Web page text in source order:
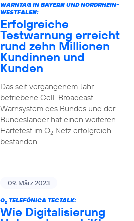
WARNTAG IN BAYERN UND NORDRHEIN-
WESTFALEN:
Erfolgreiche
Testwarnung erreicht
rund zehn Millionen
Kundinnen und
Kunden
Das seit vergangenem Jahr
betriebene Cell-Broadcast-
Warnsystem des Bundes und der
Bundesländer hat einen weiteren
Härtetest im O2Netz erfolgreich
bestanden.
09. März 2023
O2TELEFÓNICA TECTALK:
Wie Digitalisierung